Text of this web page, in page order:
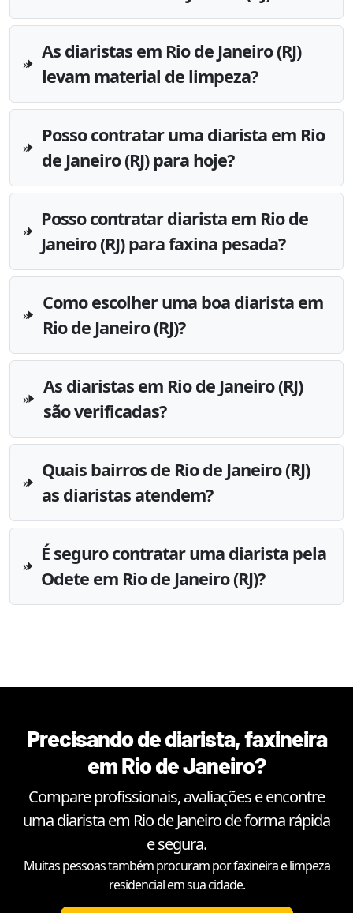
As diaristas em Rio de Janeiro (RJ)
levam material de limpeza?
Posso contratar uma diarista em Rio
de Janeiro (RJ) para hoje?
Posso contratar diarista em Rio de
Janeiro (RJ) para faxina pesada?
Como escolher uma boa diarista em
Rio de Janeiro (RJ)?
As diaristas em Rio de Janeiro (RJ)
são verificadas?
Quais bairros de Rio de Janeiro (RJ)
as diaristas atendem?
É seguro contratar uma diarista pela
Odete em Rio de Janeiro (RJ)?
Precisando de diarista, faxineira
emRio de Janeiro?
Compare profissionais, avaliações e encontre
uma diarista em Rio de Janeirode forma rápida
e segura.
Muitas pessoas também procuram por faxineira e limpeza
residencial em sua cidade.